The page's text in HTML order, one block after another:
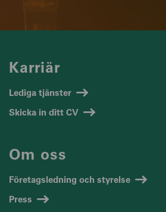
Karriär
Lediga tjänster
Skicka in ditt CV
Om oss
Företagsledning och styrelse
Press